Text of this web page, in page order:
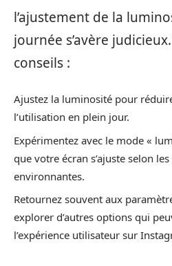
l’ajustement de la
journée s’avère
conseils :
Ajustez la luminosité pour
l’utilisation en plein jour.
Expérimentez avec le mode «
que votre écran s’ajuste selon
environnantes.
Retournez souvent aux
explorer d’autres options qui
l’expérience utilisateur sur